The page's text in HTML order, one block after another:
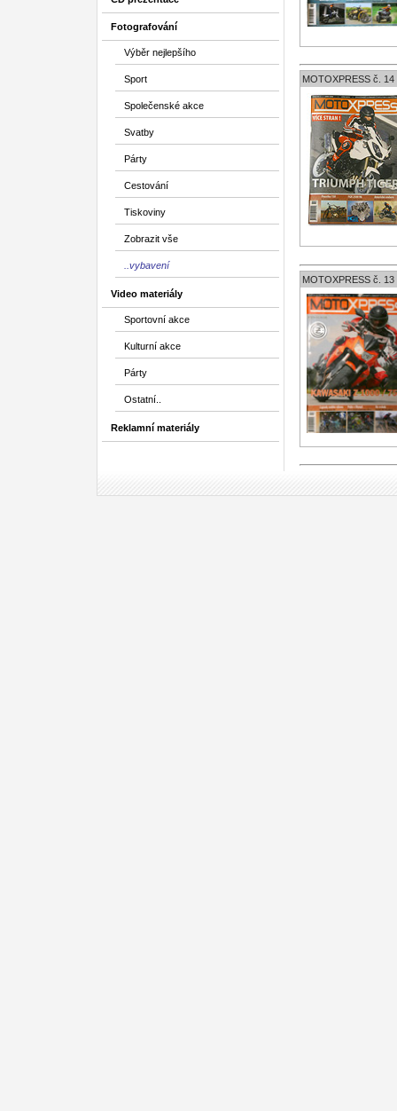
MOTOXPRESS č. 14
MOTOXPRESS č. 13
Fotografování
Výběr nejlepšího
Sport
Společenské akce
Svatby
Párty
Cestování
Tiskoviny
Zobrazit vše
..vybavení
Video materiály
Sportovní akce
Kulturní akce
Párty
Ostatní..
Reklamní materiály